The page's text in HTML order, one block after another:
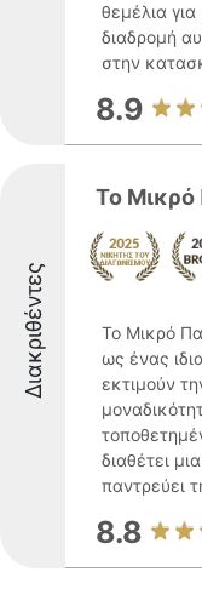
θεμέλια
διαδρομή
στην
8.9
Διακριθέντες
Το Μικρό
Το Μικρό
ως ένας
εκτιμούν
διαθέτει
παντρεύει
8.8